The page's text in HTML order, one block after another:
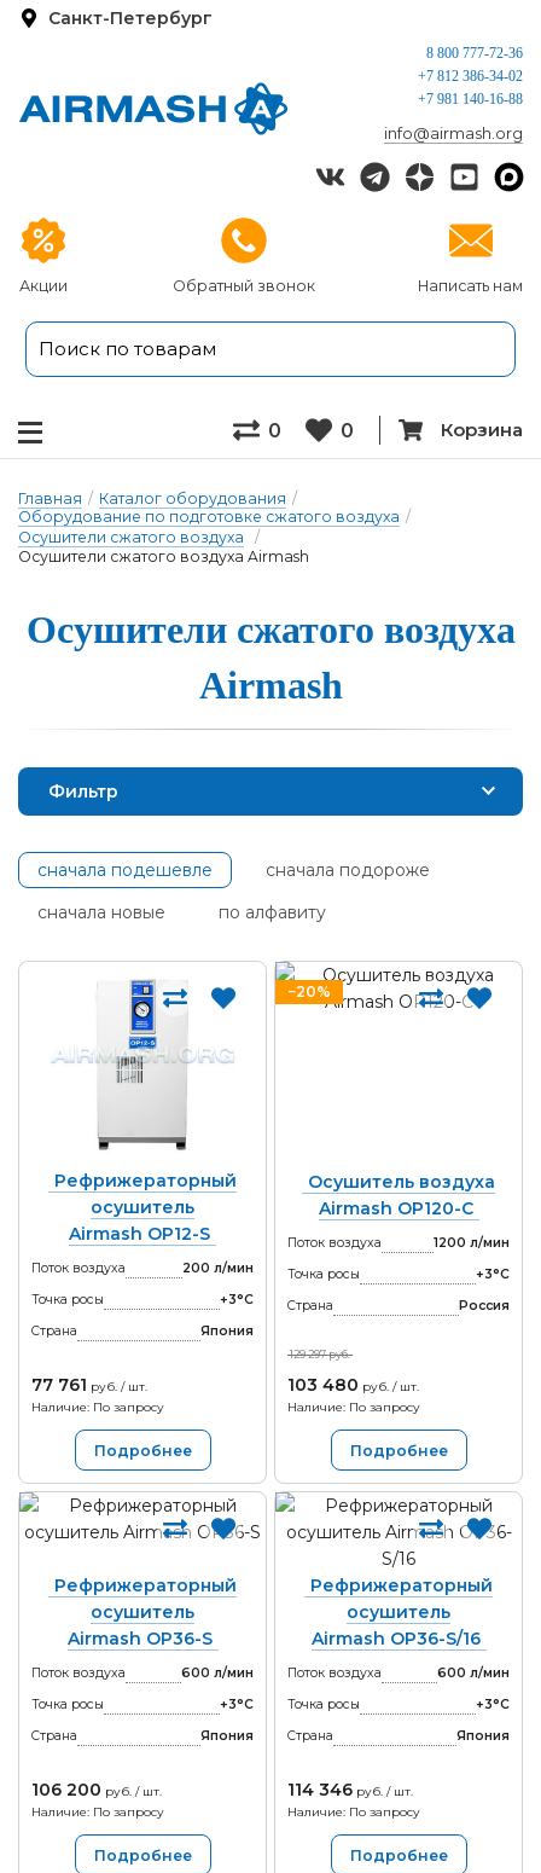
Санкт-Петербург
Акции Обратный звонок Написать нам
8 800 777-72-36
+7 812 386-34-02
+7 981 140-16-88
info@airmash.org
0 0 Корзина
Главная / Каталог оборудования /
Оборудование по подготовке сжатого воздуха /
Осушители сжатого воздуха
/
Осушители сжатого воздуха Airmash
Осуши­те­ли сжа­то­го воз­ду­ха
Airmash
Фильтр
сначала подешевле
сначала подороже
сначала новые
по алфавиту
Рефрижераторный
осушитель
Airmash OP12-S
Поток воздуха
200 л/мин
Точка росы
+3°С
Страна
Япония
77 761 руб. / шт.
Наличие: По запросу
Подробнее
−20%
Осушитель воздуха
Airmash OP120-С
Поток воздуха
1200 л/мин
Точка росы
+3°С
Страна
Россия
129 297 руб.
103 480 руб. / шт.
Наличие: По запросу
Подробнее
Рефрижераторный
осушитель
Airmash OP36-S
Поток воздуха
600 л/мин
Точка росы
+3°С
Страна
Япония
106 200 руб. / шт.
Наличие: По запросу
Подробнее
Рефрижераторный
осушитель
Airmash OP36-S/16
Поток воздуха
600 л/мин
Точка росы
+3°С
Страна
Япония
114 346 руб. / шт.
Наличие: По запросу
Подробнее